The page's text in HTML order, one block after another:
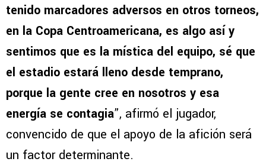
tenido marcadores adversos en otros torneos,
en la Copa Centroamericana, es algo así y
sentimos que es la mística del equipo, sé que
el estadio estará lleno desde temprano,
porque la gente cree en nosotros y esa
energía se contagia”, afirmó el jugador,
convencido de que el apoyo de la afición será
un factor determinante.